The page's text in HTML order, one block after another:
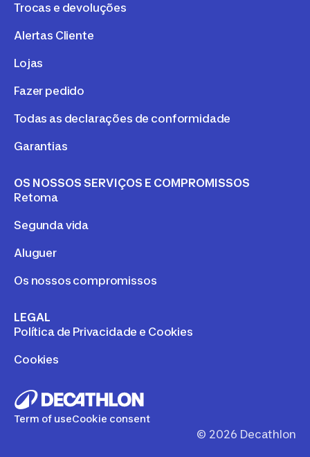
Trocas e devoluções
Alertas Cliente
Lojas
Fazer pedido
Todas as declarações de conformidade
Garantias
OS NOSSOS SERVIÇOS E COMPROMISSOS
Retoma
Segunda vida
Aluguer
Os nossos compromissos
LEGAL
Política de Privacidade e Cookies
Cookies
Term of useCookie consent
© 2026 Decathlon